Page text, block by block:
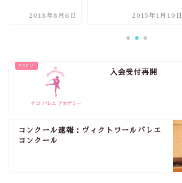
2018年8月6日 2015年1月19日
入会受付再開
コンクール速報：ヴィクトワールバレエ
コンクール